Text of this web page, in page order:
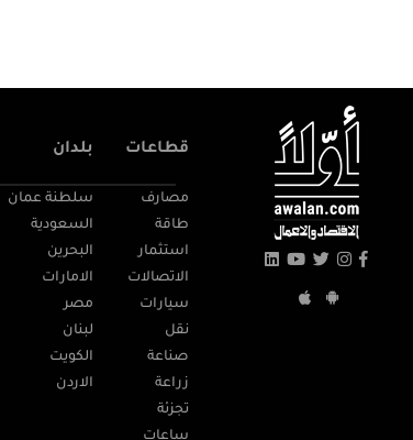
قطاعات
مصارف
طاقة
استثمار
الاتصالات
سيارات
نقل
صناعة
زراعة
تجزئة
ساعات
بلدان
سلطنة عمان
السعودية
البحرين
الامارات
مصر
لبنان
الكويت
الاردن